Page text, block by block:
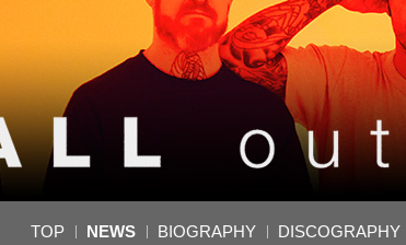
TOP NEWS BIOGRAPHY DISCOGRAPHY